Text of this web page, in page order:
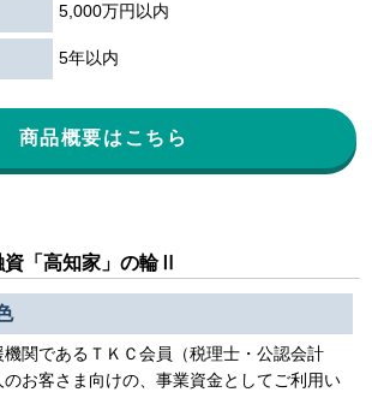
5,000万円以内
5年以内
商品概要はこちら
「高知家」の輪Ⅱ
関であるＴＫＣ会員（税理士・公認会計
お客さま向けの、事業資金としてご利用い